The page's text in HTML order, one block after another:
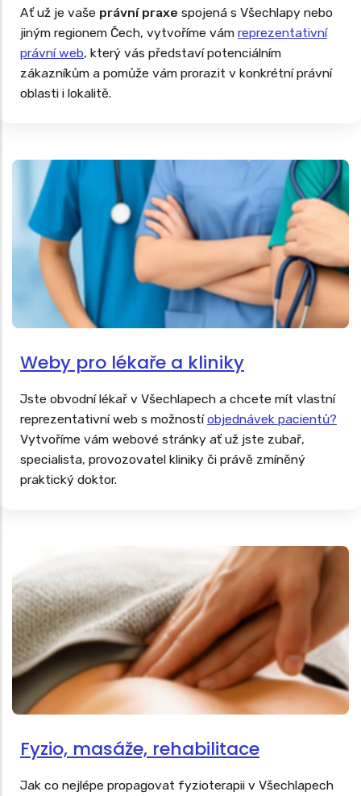
Ať už je vaše právní praxe spojená s Všechlapy nebo
jiným regionem Čech, vytvoříme vám reprezentativní
právní web, který vás představí potenciálním
zákazníkům a pomůže vám prorazit v konkrétní právní
oblasti i lokalitě.
Weby pro lékaře a kliniky
Jste obvodní lékař v Všechlapech a chcete mít vlastní
reprezentativní web s možnostíobjednávek pacientů?
Vytvoříme vám webové stránky ať už jste zubař,
specialista, provozovatel kliniky či právě zmíněný
praktický doktor.
Fyzio, masáže, rehabilitace
Jak co nejlépe propagovat fyzioterapii v Všechlapech